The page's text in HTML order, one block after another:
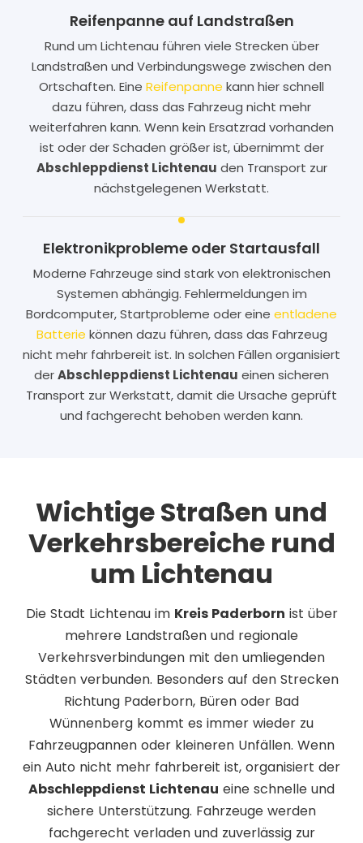
Reifenpanne auf Landstraßen
Rund um Lichtenau führen viele Strecken über
Landstraßen und Verbindungswege zwischen den
Ortschaften. Eine Reifenpanne kann hier schnell
dazu führen, dass das Fahrzeug nicht mehr
weiterfahren kann. Wenn kein Ersatzrad vorhanden
ist oder der Schaden größer ist, übernimmt der
Abschleppdienst Lichtenau den Transport zur
nächstgelegenen Werkstatt.
Elektronikprobleme oder Startausfall
Moderne Fahrzeuge sind stark von elektronischen
Systemen abhängig. Fehlermeldungen im
Bordcomputer, Startprobleme oder eine entladene
Batterie können dazu führen, dass das Fahrzeug
nicht mehr fahrbereit ist. In solchen Fällen organisiert
derAbschleppdienst Lichtenau einen sicheren
Transport zur Werkstatt, damit die Ursache geprüft
und fachgerecht behoben werden kann.
Wichtige Straßen und
Verkehrsbereiche rund
um Lichtenau
Die Stadt Lichtenau im Kreis Paderborn ist über
mehrere Landstraßen und regionale
Verkehrsverbindungen mit den umliegenden
Städten verbunden. Besonders auf den Strecken
Richtung Paderborn, Büren oder Bad
Wünnenberg kommt es immer wieder zu
Fahrzeugpannen oder kleineren Unfällen. Wenn
ein Auto nicht mehr fahrbereit ist, organisiert der
Abschleppdienst Lichtenau eine schnelle und
sichere Unterstützung. Fahrzeuge werden
fachgerecht verladen und zuverlässig zur